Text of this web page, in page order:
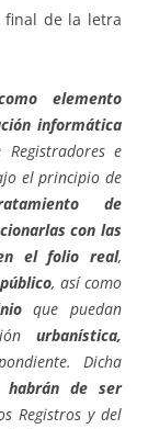
final de la letra
elemento
informática
e
el principio de
de
con las
el folio real,
, así como
que puedan
urbanística,
Dicha
habrán de ser
Registros y del